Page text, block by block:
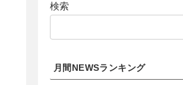
検索
月間NEWSランキング